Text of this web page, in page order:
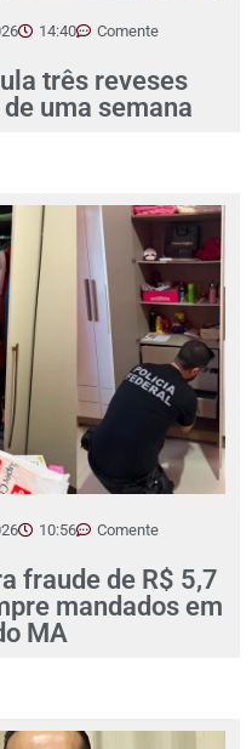
14:40 Comente
três reveses
uma semana
10:56 Comente
fraude de R$ 5,7
mandados em
MA